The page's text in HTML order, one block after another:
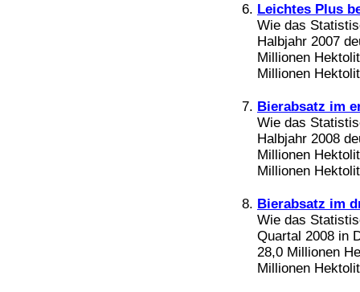
Leichtes Plus
Wie das
Halbjahr 2007
Millionen
Millionen
Bierabsatz im
Wie das
Halbjahr 2008
Millionen
Millionen
Bierabsatz im
Wie das
Quartal 2008 in
28,0 Millionen
Millionen